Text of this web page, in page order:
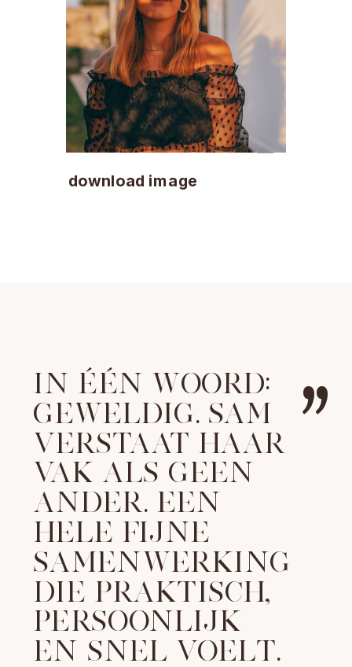
download image
IN ÉÉN WOORD:
GEWELDIG. SAM
VERSTAAT HAAR
VAK ALS GEEN
ANDER. EEN
HELE FIJNE
SAMENWERKING
DIE PRAKTISCH,
PERSOONLIJK
EN SNEL VOELT.
”